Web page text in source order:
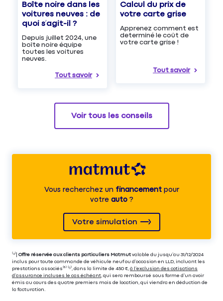
Boîte noire dans les
voitures neuves : de
quoi s’agit-il ?
Depuis juillet 2024, une
boîte noire équipe
toutes les voitures
neuves.
Tout savoir
Calcul du prix de
votre carte grise
Apprenez comment est
determiné le coût de
votre carte grise !
Tout savoir
Voir tous les conseils
Vous recherchez unfinancementpour
votre auto?
Votre simulation
⁽⁴⁾| Offre réservée aux clients particuliers Matmut valable du jusqu’au 31/12/2024
inclus pour toute commande de véhicule neuf ou d’occasion en LLD, incluant les
prestations associés⁽³⁾ ⁽⁵⁾, dans la limite de 450 €, à l’exclusion des cotisations
d’assurance incluses le cas échéant, qui sera remboursé sous forme d’un avoir
émis au cours des quatre premiers mois de location, qui viendra en déduction de
la facturation.